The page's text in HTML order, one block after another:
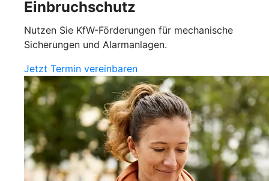
Einbruchschutz
Nutzen Sie KfW-Förderungen für mechanische
Sicherungen und Alarmanlagen.
Jetzt Termin vereinbaren